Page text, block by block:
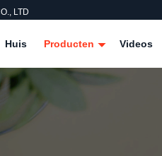
LTD
Huis Producten Videos